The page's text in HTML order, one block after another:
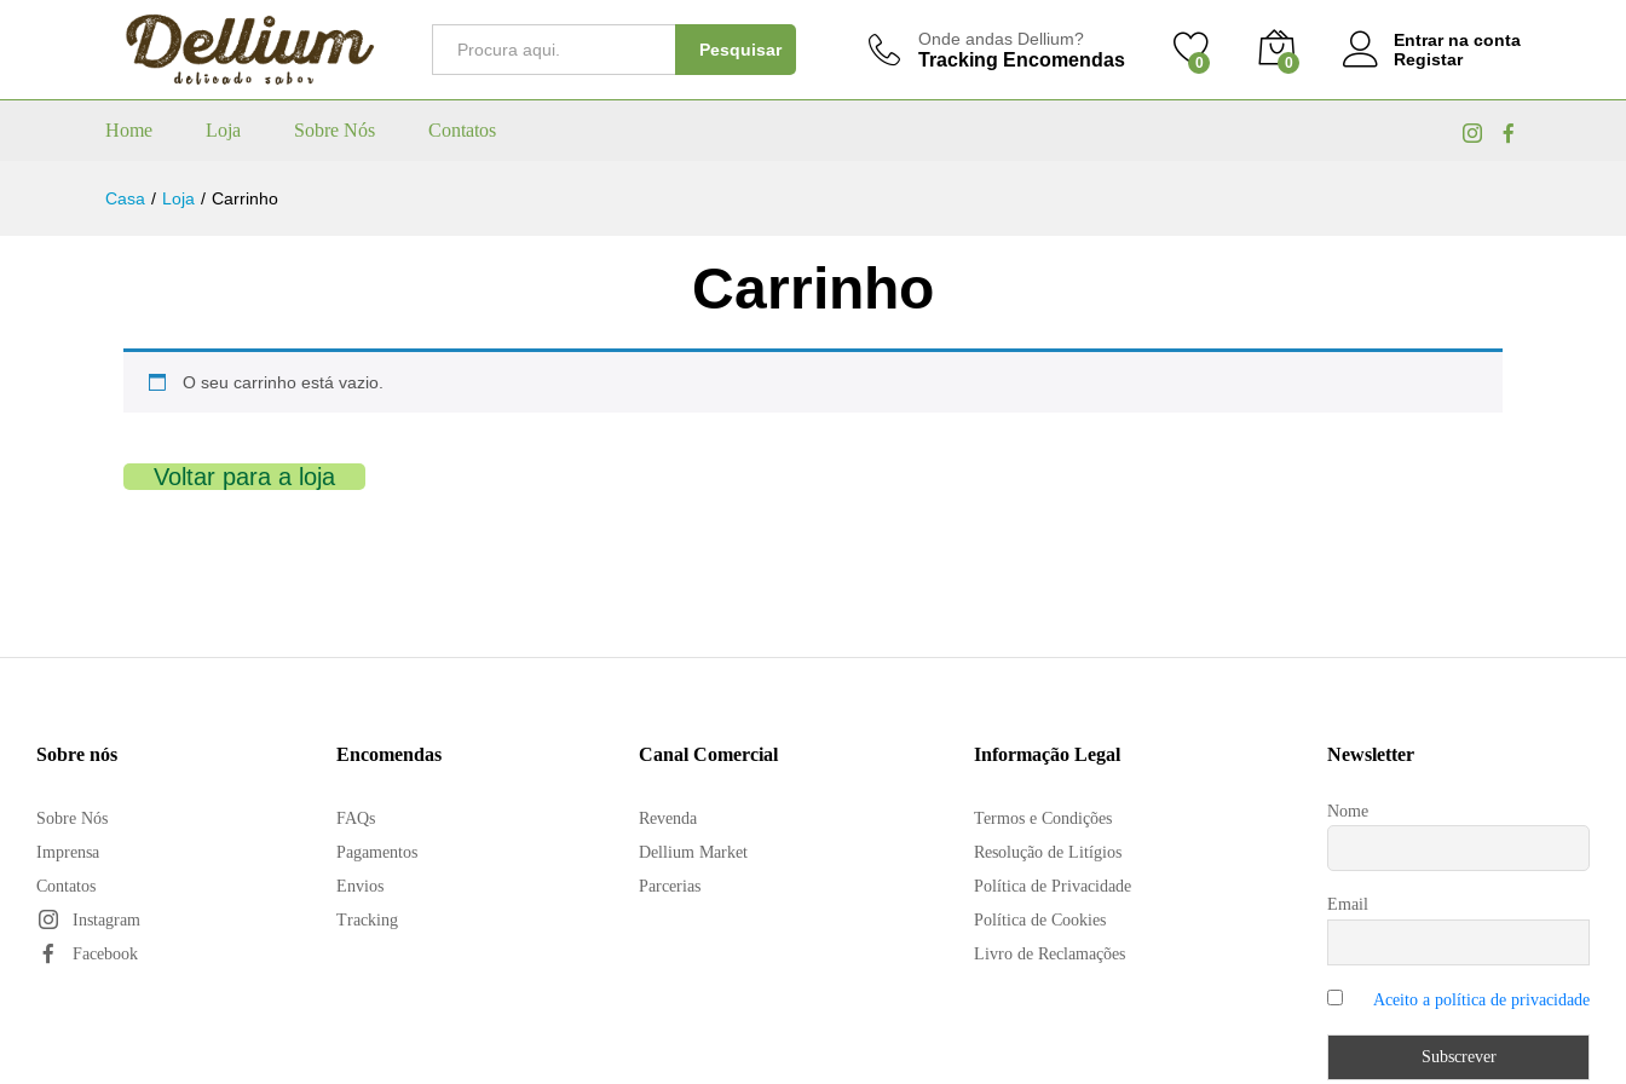
Todos Pesquisar
Onde andas Dellium?
Tracking Encomendas 0 0
Entrar na conta
Registar
Home Loja Sobre Nós Contatos
Casa / Loja / Carrinho
Carrinho
O seu carrinho está vazio.
Voltar para a loja
Sobre nós
Sobre Nós
Imprensa
Contatos
Instagram
Facebook
Encomendas
FAQs
Pagamentos
Envios
Tracking
Canal Comercial
Revenda
Dellium Market
Parcerias
Informação Legal
Termos e Condições
Resolução de Litígios
Política de Privacidade
Política de Cookies
Livro de Reclamações
Newsletter
Nome
Email